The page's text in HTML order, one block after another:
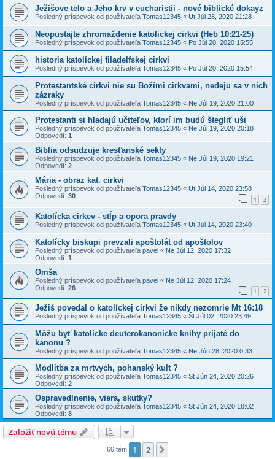
Ježišove telo a Jeho krv v eucharistii - nové biblické dokayz
Posledný príspevok od používateľa Tomas12345 « Ut Júl 28, 2020 21:28
Neopustajte zhromaždenie katolickej cirkvi (Heb 10:21-25)
Posledný príspevok od používateľa Tomas12345 « Po Júl 20, 2020 15:55
historia katolíckej filadelfskej cirkvi
Posledný príspevok od používateľa Tomas12345 « Po Júl 20, 2020 15:54
Protestantské cirkvi nie su Božími cirkvami, nedeju sa v nich
zázraky
Posledný príspevok od používateľa Tomas12345 « Ne Júl 19, 2020 21:00
Protestanti si hladajú učiteľov, ktorí im budú štegliť uši
Posledný príspevok od používateľa Tomas12345 « Ne Júl 19, 2020 20:18
Odpovedí: 1
Biblia odsudzuje kresťanské sekty
Posledný príspevok od používateľa Tomas12345 « Ne Júl 19, 2020 19:21
Odpovedí: 2
Mária - obraz kat. cirkvi
Posledný príspevok od používateľa Tomas12345 « Ut Júl 14, 2020 23:58
Odpovedí: 30 1 2
Katolícka cirkev - stĺp a opora pravdy
Posledný príspevok od používateľa Tomas12345 « Ut Júl 14, 2020 23:40
Katolícky biskupi prevzali apoštolát od apoštolov
Posledný príspevok od používateľa pavel « Ne Júl 12, 2020 17:32
Odpovedí: 1
Omša
Posledný príspevok od používateľa pavel « Ne Júl 12, 2020 17:24
Odpovedí: 26 1 2
Ježiš povedal o katolíckej cirkvi že nikdy nezomrie Mt 16:18
Posledný príspevok od používateľa Tomas12345 « Št Júl 02, 2020 23:49
Môžu byť katolícke deuterokanonicke knihy prijaté do
kanonu ?
Posledný príspevok od používateľa Tomas12345 « Ne Jún 28, 2020 0:33
Modlitba za mrtvych, pohanský kult ?
Posledný príspevok od používateľa Tomas12345 « St Jún 24, 2020 20:26
Odpovedí: 2
Ospravedlnenie, viera, skutky?
Posledný príspevok od používateľa Tomas12345 « St Jún 24, 2020 18:02
Odpovedí: 8
Založiť novú tému
60 tém 1 2